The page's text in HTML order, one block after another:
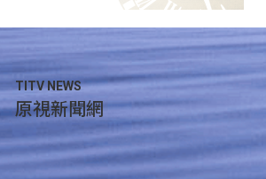
TITV NEWS
原視新聞網